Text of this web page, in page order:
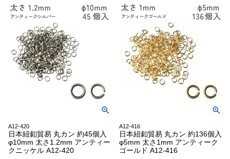
A12-420
日本紐釦貿易 丸カン 約45個入
φ10mm 太さ1.2mm アンティー
クニッケル A12-420
A12-416
日本紐釦貿易 丸カン 約136個入
φ5mm 太さ1mm アンティーク
ゴールド A12-416